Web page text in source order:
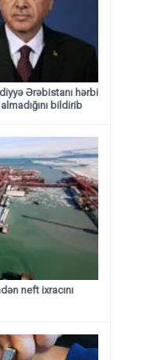
Ərəbistanı hərbi
bildirib
neft ixracını